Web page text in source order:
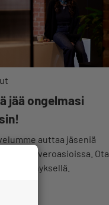
jää ongelmasi
auttaa jäseniä
laki- ja veroasioissa. Ota
kynnyksellä.